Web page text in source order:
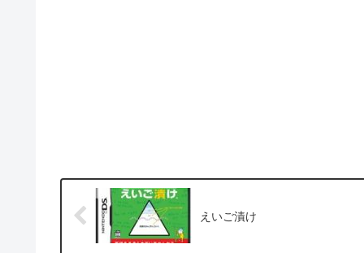
えいご漬け